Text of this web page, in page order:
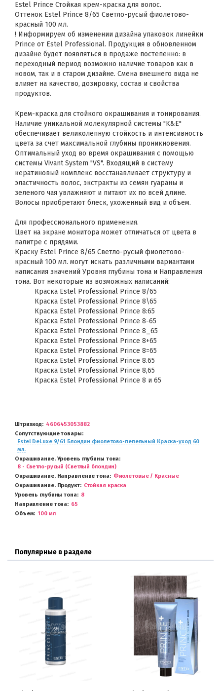
Estel Prince Стойкая крем-краска для волос.
Оттенок Estel Prince 8/65 Светло-русый фиолетово-
красный 100 мл.
! Информируем об изменении дизайна упаковок линейки
Prince от Estel Professional. Продукция в обновленном
дизайне будет появляться в продаже постепенно: в
переходный период возможно наличие товаров как в
новом, так и в старом дизайне. Смена внешнего вида не
влияет на качество, дозировку, состав и свойства
продуктов.
Крем-краска для стойкого окрашивания и тонирования.
Наличие уникальной молекулярной системы "K&E"
обеспечивает великолепную стойкость и интенсивность
цвета за счет максимальной глубины проникновения.
Оптимальный уход во время окрашивания с помощью
системы Vivant System "VS". Входящий в систему
кератиновый комплекс восстанавливает структуру и
эластичность волос, экстракты из семян гуараны и
зеленого чая увлажняют и питают их по всей длине.
Волосы приобретают блеск, ухоженный вид и объем.
Для профессионального применения.
Цвет на экране монитора может отличаться от цвета в
палитре с прядями.
Краску Estel Prince 8/65 Светло-русый фиолетово-
красный 100 мл. могут искать различными вариантами
написания значений Уровня глубины тона и Направления
тона. Вот некоторые из возможных написаний:
Краска Estel Professional Prince 8/65
Краска Estel Professional Prince 8\65
Краска Estel Professional Prince 8:65
Краска Estel Professional Prince 8-65
Краска Estel Professional Prince 8_65
Краска Estel Professional Prince 8+65
Краска Estel Professional Prince 8=65
Краска Estel Professional Prince 8.65
Краска Estel Professional Prince 8,65
Краска Estel Professional Prince 8 и 65
Штрихкод
4606453053882
Сопутствующие товары
Estel DeLuxe 9/61 Блондин фиолетово-пепельный Краска-уход 60
мл.
Окрашивание. Уровень глубины тона
8 - Светло-русый (Светлый блондин)
Окрашивание. Направление тона
Фиолетовые / Красные
Окрашивание. Продукт
Стойкая краска
Уровень глубины тона
8
Направление тона
65
Объем
100 мл
Популярные в разделе